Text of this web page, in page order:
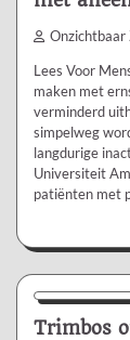
Onzichtbaar
Lees Voor
maken met
verminderd
simpelweg
langdurige
Universiteit
patiënten met
Nieuws/
Trimbos